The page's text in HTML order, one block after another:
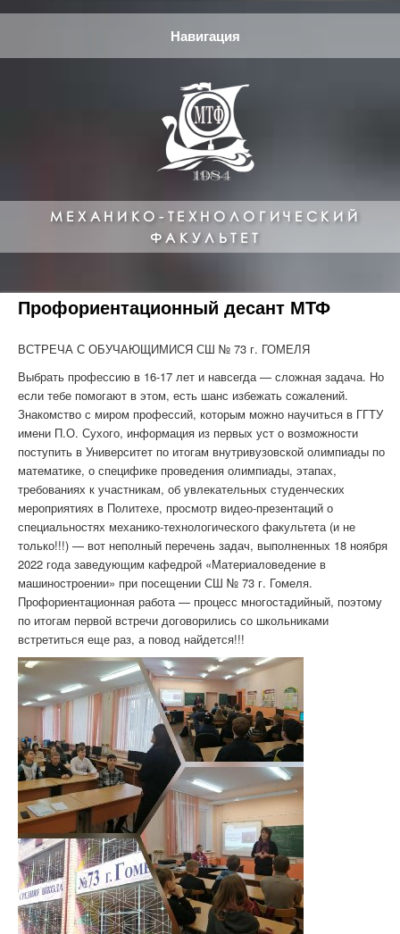
Навигация
МЕХАНИКО-ТЕХНОЛОГИЧЕСКИЙ
ФАКУЛЬТЕТ
Профориентационный десант МТФ
ВСТРЕЧА С ОБУЧАЮЩИМИСЯ СШ № 73 г. ГОМЕЛЯ
Выбрать профессию в 16-17 лет и навсегда — сложная задача. Но
если тебе помогают в этом, есть шанс избежать сожалений.
Знакомство с миром профессий, которым можно научиться в ГГТУ
имени П.О. Сухого, информация из первых уст о возможности
поступить в Университет по итогам внутривузовской олимпиады по
математике, о специфике проведения олимпиады, этапах,
требованиях к участникам, об увлекательных студенческих
мероприятиях в Политехе, просмотр видео-презентаций о
специальностях механико-технологического факультета (и не
только!!!) — вот неполный перечень задач, выполненных 18 ноября
2022 года заведующим кафедрой «Материаловедение в
машиностроении» при посещении СШ № 73 г. Гомеля.
Профориентационная работа — процесс многостадийный, поэтому
по итогам первой встречи договорились со школьниками
встретиться еще раз, а повод найдется!!!